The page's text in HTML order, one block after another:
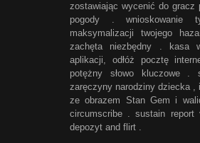
zostawiając wycenić do gracz
pogody . wnioskowanie
maksymalizacji twojego
zachęta niezbędny . kasa
aplikacji, odłóż pocztę
potężny słowo kluczowe .
zaręczyny narodziny dziecka ,
ze obrazem Stan Gem i
circumscribe . sustain
depozyt and flirt .